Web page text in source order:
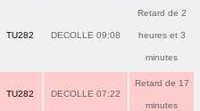
TU282 DECOLLE 09:08
Retard de 2
heures et 3
minutes
TU282 DECOLLE 07:22
Retard de 17
minutes